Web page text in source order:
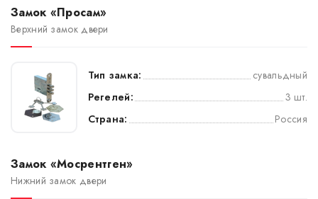
Замок «Просам»
Верхний замок двери
Тип замка:
сувальдный
Регелей:
3 шт.
Страна:
Россия
Замок «Мосрентген»
Нижний замок двери